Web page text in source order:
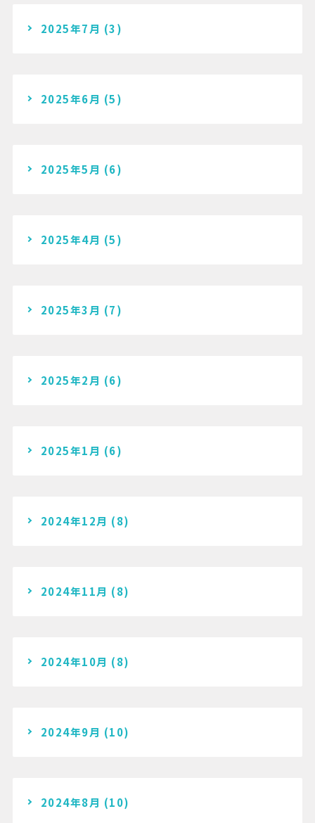
2025年7月 (3)
2025年6月 (5)
2025年5月 (6)
2025年4月 (5)
2025年3月 (7)
2025年2月 (6)
2025年1月 (6)
2024年12月 (8)
2024年11月 (8)
2024年10月 (8)
2024年9月 (10)
2024年8月 (10)